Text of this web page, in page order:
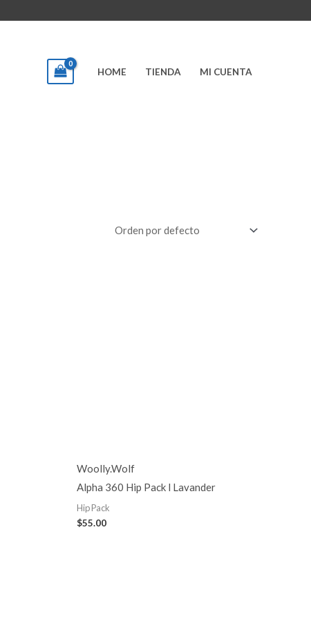
HOME TIENDA MI CUENTA
Woolly.Wolf
Alpha 360 Hip Pack l Lavander
Hip Pack
$55.00